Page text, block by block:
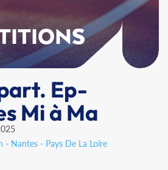
Ep-
Mi à Ma
- Nantes - Pays De La Loire